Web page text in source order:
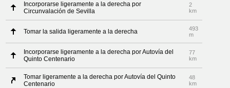
Incorporarse ligeramente a la derecha por
Circunvalación de Sevilla
2
km
Tomar la salida ligeramente a la derecha
493
m
Incorporarse ligeramente a la derecha por Autovía del
Quinto Centenario
77
km
Tomar ligeramente a la derecha por Autovía del Quinto
Centenario
48
km